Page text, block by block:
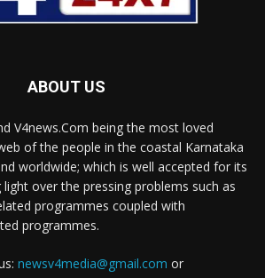
ABOUT US
V4news.Com being the most loved
of the people in the coastal Karnataka
worldwide; which is well accepted for its
over the pressing problems such as
programmes coupled with
programmes.
newsv4media@gmail.com or